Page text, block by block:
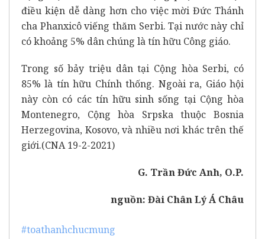
điều kiện dễ dàng hơn cho việc mời Đức Thánh
cha Phanxicô viếng thăm Serbi. Tại nước này chỉ
có khoảng 5% dân chúng là tín hữu Công giáo.
Trong số bảy triệu dân tại Cộng hòa Serbi, có
85% là tín hữu Chính thống. Ngoài ra, Giáo hội
này còn có các tín hữu sinh sống tại Cộng hòa
Montenegro, Cộng hòa Srpska thuộc Bosnia
Herzegovina, Kosovo, và nhiều nơi khác trên thế
giới.(CNA 19-2-2021)
G. Trần Đức Anh, O.P.
nguồn: Đài Chân Lý Á Châu
#toathanhchucmung